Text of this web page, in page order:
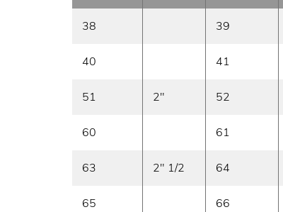
38 39
40 41
51 2" 52
60 61
63 2" 1/2 64
65 66